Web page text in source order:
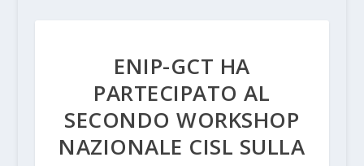
ENIP-GCT HA
PARTECIPATO AL
SECONDO WORKSHOP
NAZIONALE CISL SULLA